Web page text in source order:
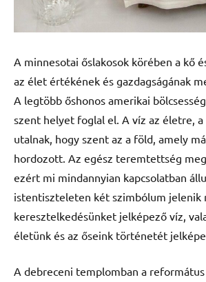
A minnesotai őslakosok körében a kő
az élet értékének és gazdagságának
A legtöbb őshonos amerikai
szent helyet foglal el. A víz az életre,
utalnak, hogy szent az a föld, amely
hordozott. Az egész teremtettség
ezért mi mindannyian kapcsolatban
istentiszteleten két szimbólum jelenik
keresztelkedésünket jelképező víz,
életünk és az őseink történetét
A debreceni templomban a